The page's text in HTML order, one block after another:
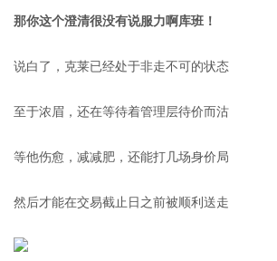
那你这个澄清很没有说服力啊库班！
说白了，克莱已经处于非走不可的状态
至于浓眉，还在等待着管理层待价而沽
等他伤愈，减减肥，还能打几场身价局
然后才能在交易截止日之前被顺利送走